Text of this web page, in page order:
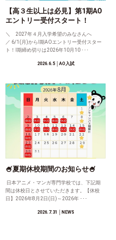
【高３生以上は必見】第1期AO
エントリー受付スタート！
＼ 2027年４月入学希望のみなさんへ
／ 6/1(月)からⅠ期AOエントリー受付スター
ト！Ⅰ期締め切りは2026年10月10 ･･･
2026.6.5│AO入試
🍧夏期休校期間のお知らせ🍧
日本アニメ・マンガ専門学校では、下記期
間は休校日とさせていただきます。【休校
日】2026年8月2日(日)～2026年 ･･･
2026.7.31 │NEWS